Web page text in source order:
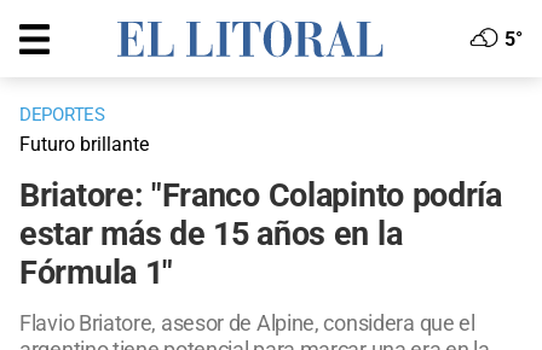
5°
DEPORTES
Futuro brillante
Briatore: "Franco Colapinto podría
estar más de 15 años en la
Fórmula 1"
Flavio Briatore, asesor de Alpine, considera que el